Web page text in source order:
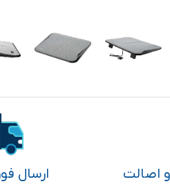
و اصالت ارسال